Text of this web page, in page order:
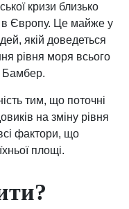
кризи близько
в Європу. Це майже у
якій доведеться
рівня моря всього
Бамбер.
тим, що поточні
на зміну рівня
фактори, що
площі.